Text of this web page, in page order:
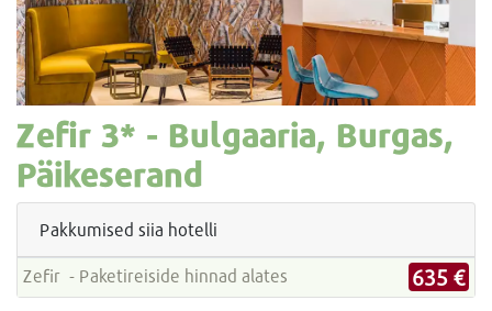
Zefir 3* - Bulgaaria, Burgas,
Päikeserand
Pakkumised siia hotelli
Zefir - Paketireiside hinnad alates 635 €